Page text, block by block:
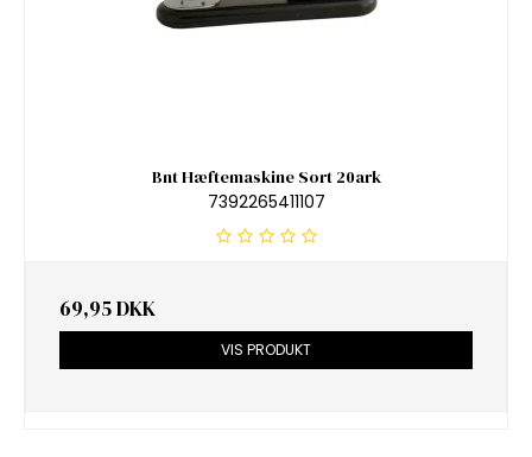
Bnt Hæftemaskine Sort 20ark
7392265411107
69,95 DKK
VIS PRODUKT